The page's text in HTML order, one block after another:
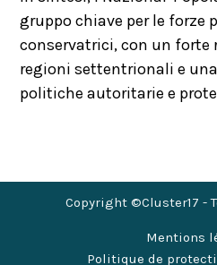
gruppo chiave per le forze
conservatrici, con un forte
regioni settentrionali e
politiche autoritarie e
Copyright ©Cluster17 -
Mentions
Politique de